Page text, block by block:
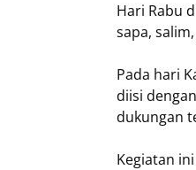
Hari Rabu
sapa,
Pada hari
diisi
dukungan
Kegiatan